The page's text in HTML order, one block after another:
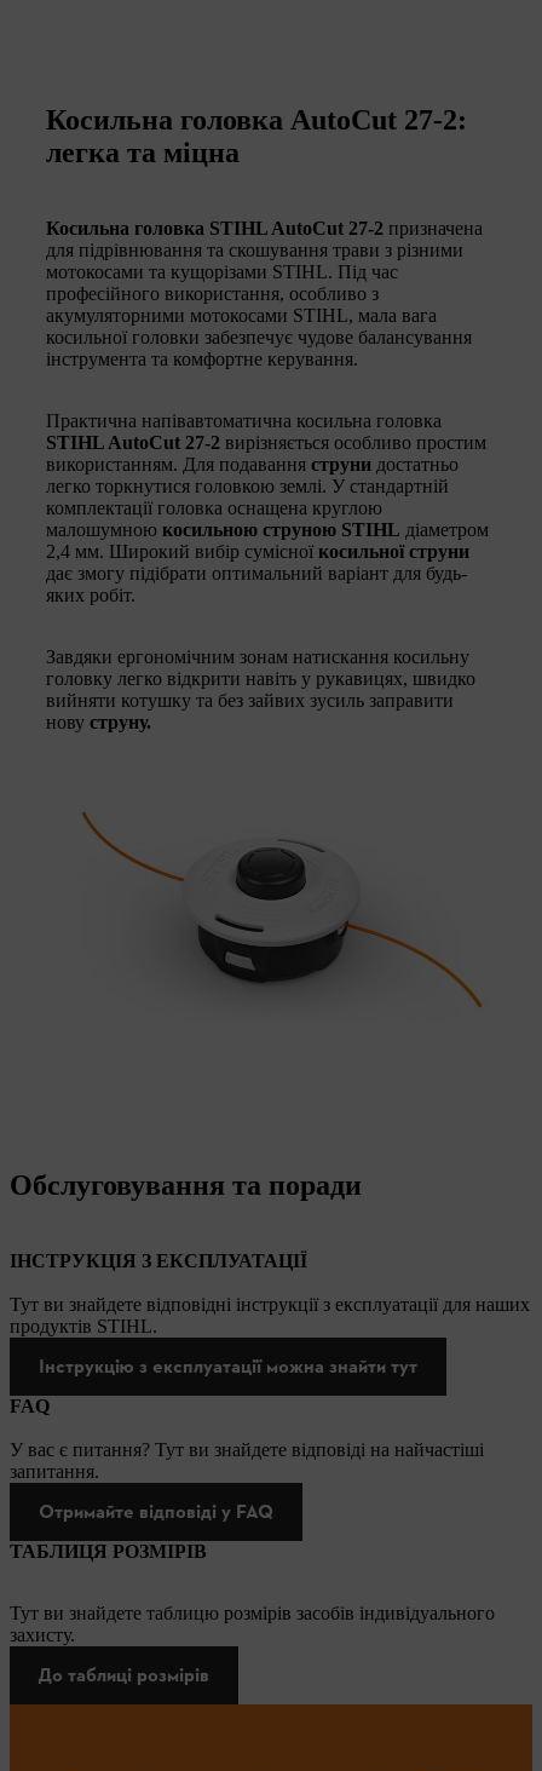
Косильна головка AutoCut 27-2:
легка та міцна
Косильна головка STIHL AutoCut 27-2 призначена
для підрівнювання та скошування трави з різними
мотокосами та кущорізами STIHL. Під час
професійного використання, особливо з
акумуляторними мотокосами STIHL, мала вага
косильної головки забезпечує чудове балансування
інструмента та комфортне керування.
Практична напівавтоматична косильна головка
STIHL AutoCut 27-2 вирізняється особливо простим
використанням. Для подавання струни достатньо
легко торкнутися головкою землі. У стандартній
комплектації головка оснащена круглою
малошумною косильною струною STIHL діаметром
2,4 мм. Широкий вибір сумісної косильної струни
дає змогу підібрати оптимальний варіант для будь-
яких робіт.
Завдяки ергономічним зонам натискання косильну
головку легко відкрити навіть у рукавицях, швидко
вийняти котушку та без зайвих зусиль заправити
нову струну.
Обслуговування та поради
ІНСТРУКЦІЯ З ЕКСПЛУАТАЦІЇ
Тут ви знайдете відповідні інструкції з експлуатації для наших
продуктів STIHL.
Інструкцію з експлуатації можна знайти тут
FAQ
У вас є питання? Тут ви знайдете відповіді на найчастіші
запитання.
Отримайте відповіді у FAQ
ТАБЛИЦЯ РОЗМІРІВ
Тут ви знайдете таблицю розмірів засобів індивідуального
захисту.
До таблиці розмірів